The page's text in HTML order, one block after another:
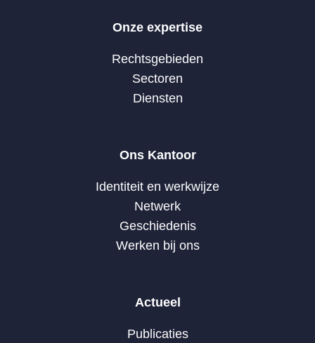
Onze expertise
Rechtsgebieden
Sectoren
Diensten
Ons Kantoor
Identiteit en werkwijze
Netwerk
Geschiedenis
Werken bij ons
Actueel
Publicaties